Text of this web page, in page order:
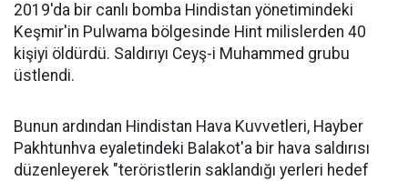
2019'da bir canlı bomba Hindistan yönetimindeki
Keşmir'in Pulwama bölgesinde Hint milislerden 40
kişiyi öldürdü. Saldırıyı Ceyş-i Muhammed grubu
üstlendi.
Bunun ardından Hindistan Hava Kuvvetleri, Hayber
Pakhtunhva eyaletindeki Balakot'a bir hava saldırısı
düzenleyerek "teröristlerin saklandığı yerleri hedef